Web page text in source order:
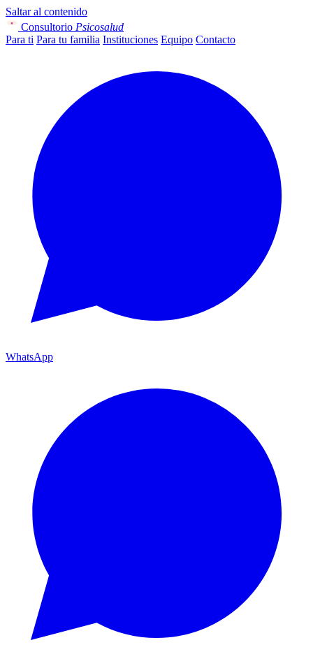
Saltar al contenido
Consultorio Psicosalud
Para ti Para tu familia Instituciones Equipo Contacto
WhatsApp